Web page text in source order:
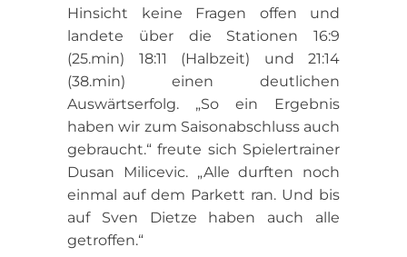
Hinsicht keine Fragen offen und
landete über die Stationen 16:9
(25.min) 18:11 (Halbzeit) und 21:14
(38.min) einen deutlichen
Auswärtserfolg. „So ein Ergebnis
haben wir zum Saisonabschluss auch
gebraucht.“ freute sich Spielertrainer
Dusan Milicevic. „Alle durften noch
einmal auf dem Parkett ran. Und bis
auf Sven Dietze haben auch alle
getroffen.“